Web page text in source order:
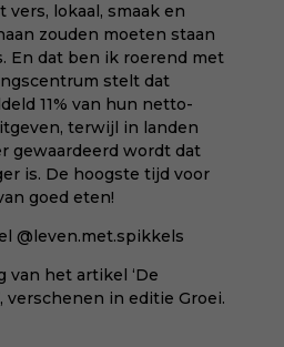
lokaal, smaak en
zouden moeten staan
En dat ben ik roerend met
stelt dat
11% van hun netto-
terwijl in landen
gewaardeerd wordt dat
is. De hoogste tijd voor
goed eten!
@leven.met.spikkels
het artikel ‘De
verschenen in editie Groei.